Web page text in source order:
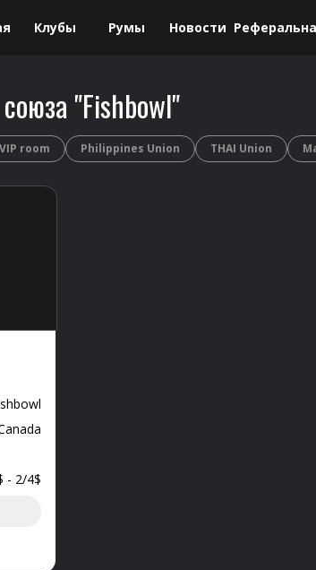
Клубы Румы Новости
"Fishbowl"
room Philippines Union THAI Union
- 2/4$